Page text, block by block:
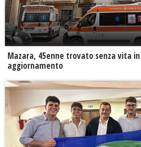
Mazara, 45enne trovato senza vita
aggiornamento